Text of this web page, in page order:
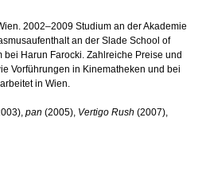
2002–2009 Studium an der Akademie
an der Slade School of
bei Harun Farocki. Zahlreiche Preise und
Vorführungen in Kinematheken und bei
in Wien.
pan (2005), Vertigo Rush (2007),